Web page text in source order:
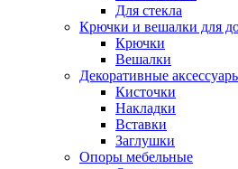
Для стекла
Крючки и вешалки для
Крючки
Вешалки
Декоративные
Кисточки
Накладки
Вставки
Заглушки
Опоры мебельные